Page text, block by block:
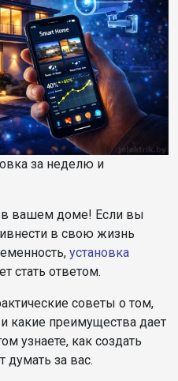
за неделю и
в вашем доме! Если вы
в свою жизнь
установка
стать ответом.
советы о том,
какие преимущества дает
узнаете, как создать
думать за вас.